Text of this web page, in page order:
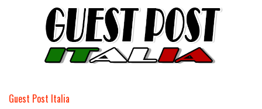
Guest Post Italia